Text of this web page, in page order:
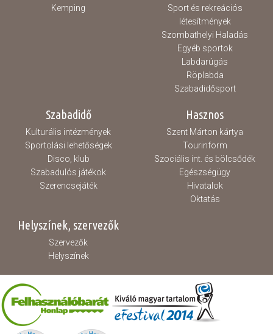
Kemping
Sport és rekreációs
létesítmények
Szombathelyi Haladás
Egyéb sportok
Labdarúgás
Röplabda
Szabadidősport
Szabadidő
Kulturális intézmények
Sportolási lehetőségek
Disco, klub
Szabadulós játékok
Szerencsejáték
Hasznos
Szent Márton kártya
Tourinform
Szociális int. és bölcsődék
Egészségügy
Hivatalok
Oktatás
Helyszínek, szervezők
Szervezők
Helyszínek